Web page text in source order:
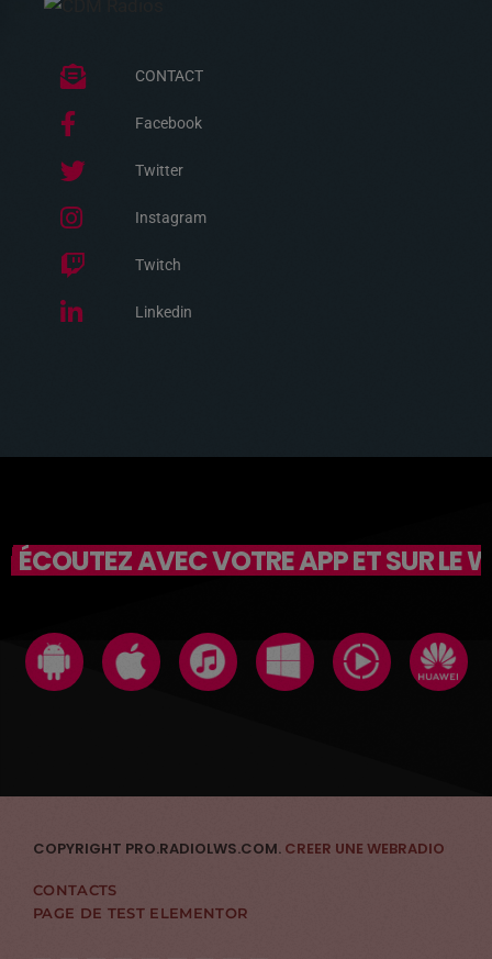
CONTACT
Facebook
Twitter
Instagram
Twitch
Linkedin
ÉCOUTEZ AVEC VOTRE APP ET SUR LE
COPYRIGHT PRO.RADIOLWS.COM. CREER UNE WEBRADIO
CONTACTS
PAGE DE TEST ELEMENTOR